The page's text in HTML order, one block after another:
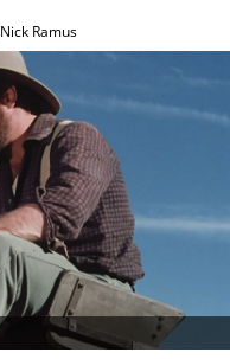
Nick Ramus